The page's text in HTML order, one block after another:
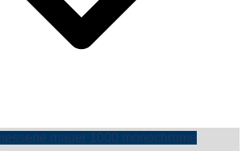
mauer 1000 monochrome